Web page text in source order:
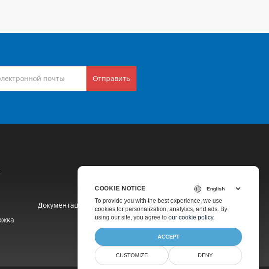
Отправить
Документация
COOKIE NOTICE
To provide you with the best experience, we use
cookies for personalization, analytics, and ads. By
using our site, you agree to our cookie policy.
ACCEPT
CUSTOMIZE DENY